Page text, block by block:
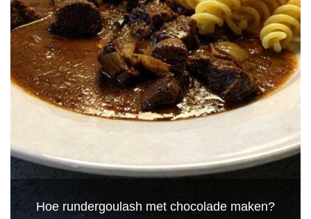
Hoe rundergoulash met chocolade maken?